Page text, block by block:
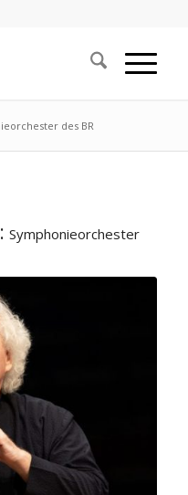
des BR
Symphonieorchester